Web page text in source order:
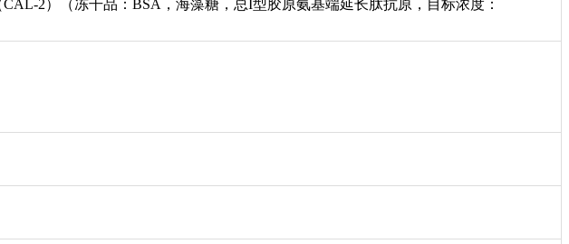
2）（冻干品：BSA，海藻糖，总I型胶原氨基端延长肽抗原，目标浓度：